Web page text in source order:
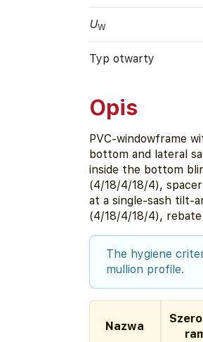
UW
Typ otwarty
Opis
PVC-windowframe
bottom and lateral
inside the bottom
(4/18/4/18/4),
at a single-sash tilt-
(4/18/4/18/4),
The hygiene
mullion profile.
Nazwa